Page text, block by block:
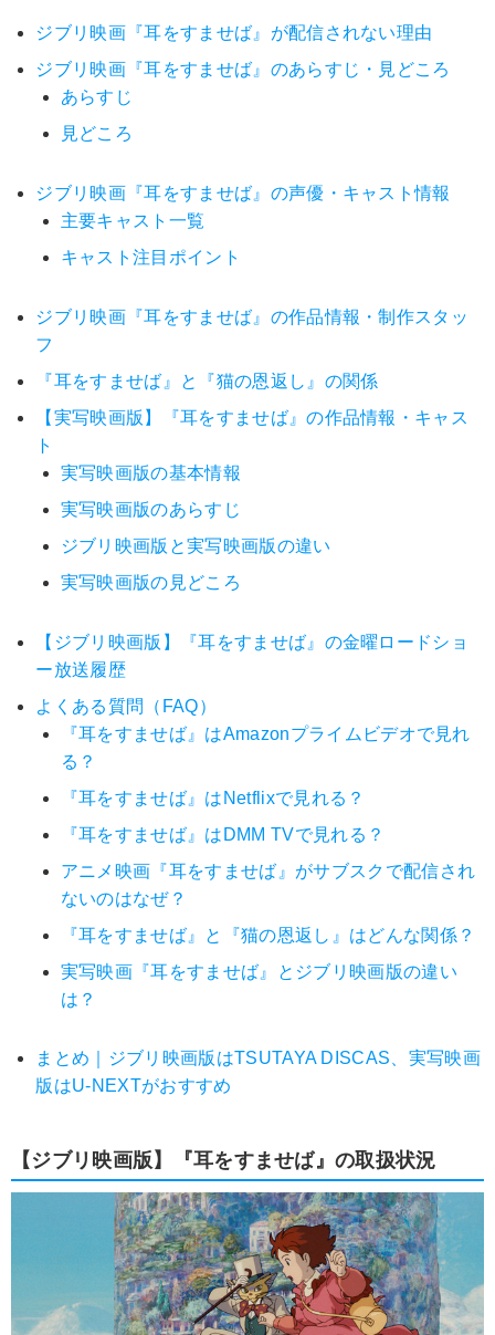
ジブリ映画『耳をすませば』が配信されない理由
ジブリ映画『耳をすませば』のあらすじ・見どころ
あらすじ
見どころ
ジブリ映画『耳をすませば』の声優・キャスト情報
主要キャスト一覧
キャスト注目ポイント
ジブリ映画『耳をすませば』の作品情報・制作スタッ
フ
『耳をすませば』と『猫の恩返し』の関係
【実写映画版】『耳をすませば』の作品情報・キャス
ト
実写映画版の基本情報
実写映画版のあらすじ
ジブリ映画版と実写映画版の違い
実写映画版の見どころ
【ジブリ映画版】『耳をすませば』の金曜ロードショ
ー放送履歴
よくある質問（FAQ）
『耳をすませば』はAmazonプライムビデオで見れ
る？
『耳をすませば』はNetflixで見れる？
『耳をすませば』はDMM TVで見れる？
アニメ映画『耳をすませば』がサブスクで配信され
ないのはなぜ？
『耳をすませば』と『猫の恩返し』はどんな関係？
実写映画『耳をすませば』とジブリ映画版の違い
は？
まとめ｜ジブリ映画版はTSUTAYA DISCAS、実写映画
版はU-NEXTがおすすめ
【ジブリ映画版】『耳をすませば』の取扱状況